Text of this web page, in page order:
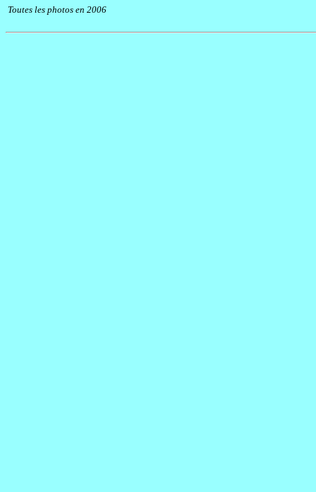
Toutes les photos en 2006